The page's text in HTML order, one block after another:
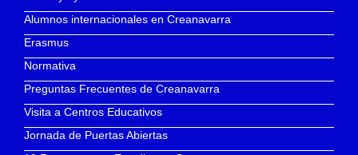
Alumnos internacionales en Creanavarra
Erasmus
Normativa
Preguntas Frecuentes de Creanavarra
Visita a Centros Educativos
Jornada de Puertas Abiertas